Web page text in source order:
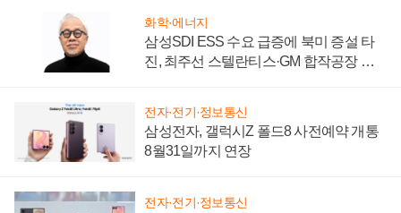
화학·에너지
삼성SDI ESS 수요 급증에 북미 증설 타
진, 최주선 스텔란티스·GM 합작공장 건
전자·전기·정보통신
삼성전자, 갤럭시Z 폴드8 사전예약 개통
8월31일까지 연장
전자·전기·정보통신